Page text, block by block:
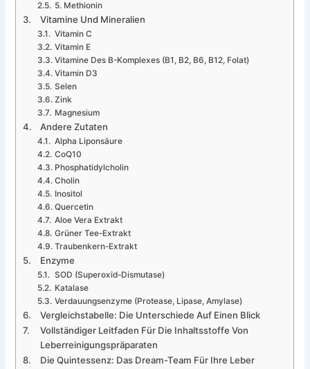
5. Methionin
Vitamine Und Mineralien
Vitamin C
Vitamin E
Vitamine Des B-Komplexes (B1, B2, B6, B12, Folat)
Vitamin D3
Selen
Zink
Magnesium
Andere Zutaten
Alpha Liponsäure
CoQ10
Phosphatidylcholin
Cholin
Inositol
Quercetin
Aloe Vera Extrakt
Grüner Tee-Extrakt
Traubenkern-Extrakt
Enzyme
SOD (Superoxid-Dismutase)
Katalase
Verdauungsenzyme (Protease, Lipase, Amylase)
Vergleichstabelle: Die Unterschiede Auf Einen Blick
Vollständiger Leitfaden Für Die Inhaltsstoffe Von
Leberreinigungspräparaten
Die Quintessenz: Das Dream-Team Für Ihre Leber